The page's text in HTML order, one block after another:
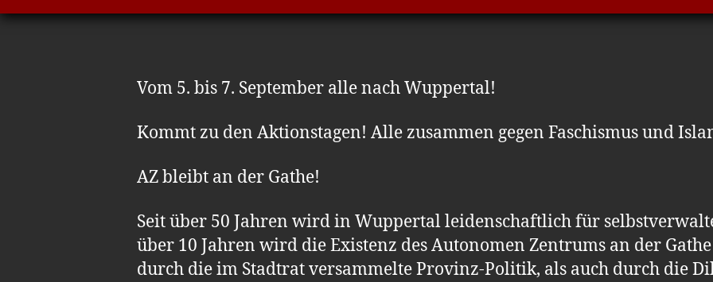
Vom 5. bis 7. September alle nach Wuppertal!
Kommt zu den Aktionstagen! Alle zusammen gegen Faschismus und
AZ bleibt an der Gathe!
Seit über 50 Jahren wird in Wuppertal leidenschaftlich für
über 10 Jahren wird die Existenz des Autonomen Zentrums an der
durch die im Stadtrat versammelte Provinz-Politik, als auch durch die